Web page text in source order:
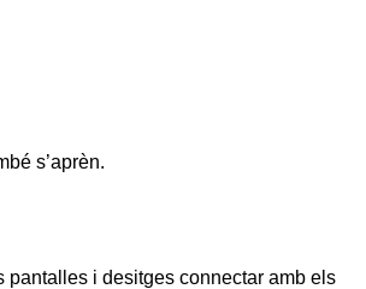
s’aprèn.
pantalles i desitges connectar amb els